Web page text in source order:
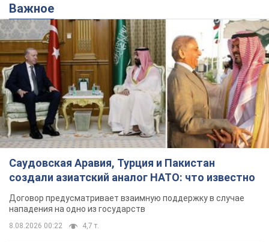
Важное
Саудовская Аравия, Турция и Пакистан
создали азиатский аналог НАТО: что известно
Договор предусматривает взаимную поддержку в случае
нападения на одно из государств
8.08.2026 00:22 4,7 т.